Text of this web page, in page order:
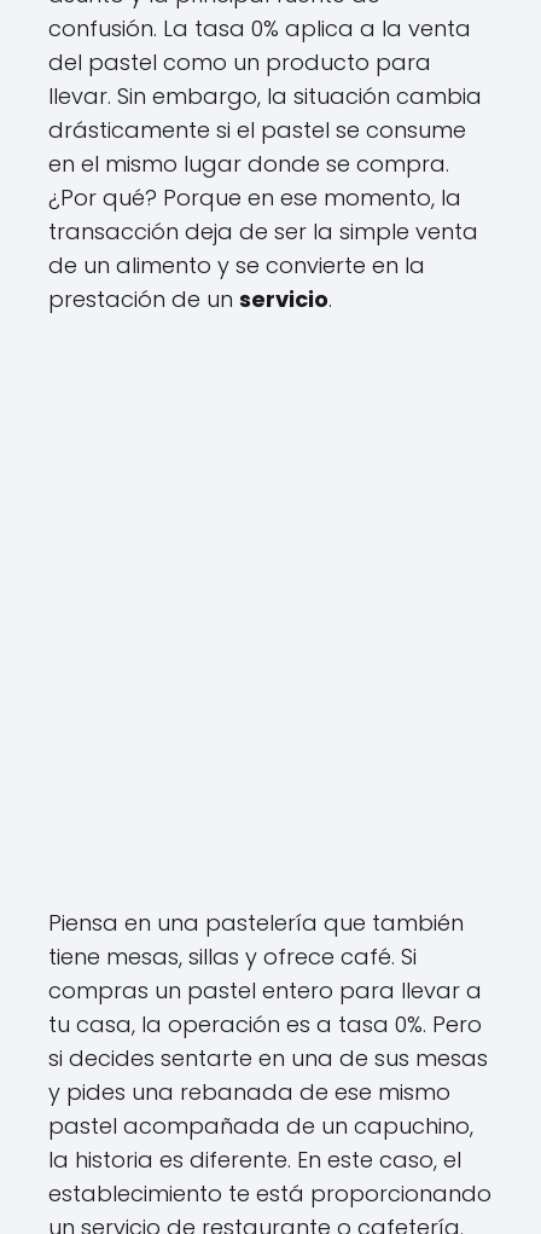
confusión. La tasa 0% aplica a la venta
del pastel como un producto para
llevar. Sin embargo, la situación cambia
drásticamente si el pastel se consume
en el mismo lugar donde se compra.
¿Por qué? Porque en ese momento, la
transacción deja de ser la simple venta
de un alimento y se convierte en la
prestación de un servicio.
Piensa en una pastelería que también
tiene mesas, sillas y ofrece café. Si
compras un pastel entero para llevar a
tu casa, la operación es a tasa 0%. Pero
si decides sentarte en una de sus mesas
y pides una rebanada de ese mismo
pastel acompañada de un capuchino,
la historia es diferente. En este caso, el
establecimiento te está proporcionando
un servicio de restaurante o cafetería.